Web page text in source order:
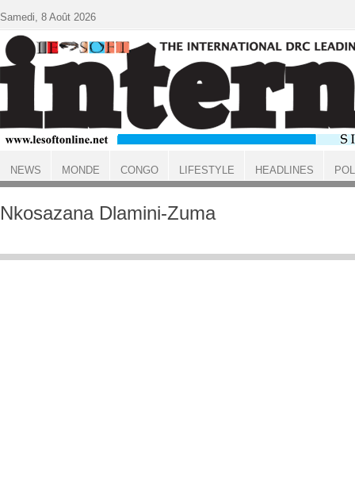
ACCUEIL
Nkosazana Dlamini-Zuma
Samedi, 8 Août 2026
NEWS MONDE CONGO LIFESTYLE HEADLINES